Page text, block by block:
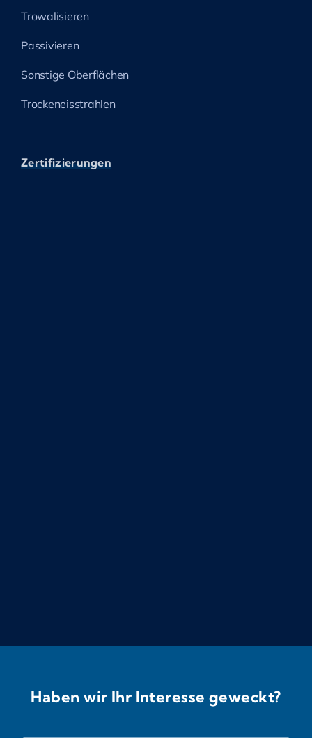
Trowalisieren
Passivieren
Sonstige Oberflächen
Trockeneisstrahlen
Zertifizierungen
Haben wir Ihr Interesse geweckt?